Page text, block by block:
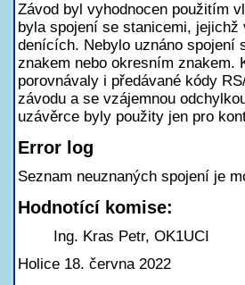
Závod byl vyhodnocen použitím
byla spojení se stanicemi,
denících. Nebylo uznáno spojení
znakem nebo okresním znakem.
porovnávaly i předávané kódy
závodu a se vzájemnou
uzávěrce byly použity jen pro
Error log
Seznam neuznaných spojení je
Hodnotící komise:
Ing. Kras Petr, OK1UCI
Holice 18. června 2022